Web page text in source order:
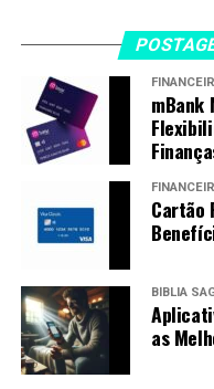
mBank
Cartão
BÍBLIA
as